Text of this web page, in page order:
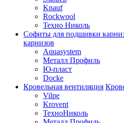
Knauf
Rockwool
Техно Николь
Софиты для подшивки
карнизов
Aquasystem
Металл Профиль
Ю-пласт
Docke
Кровельная вентиляция
Vilpe
Krovent
ТехноНиколь